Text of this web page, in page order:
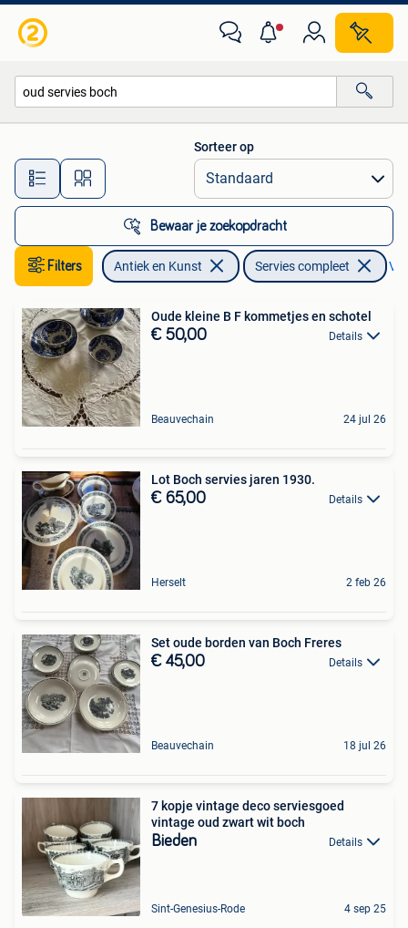
Alle afstanden…
Sorteer op
Bewaar je zoekopdracht
Filters Antiek en Kunst Servies compleet
Oude kleine B F kommetjes en schotel
€ 50,00 Details
Beauvechain 24 jul 26
Lot Boch servies jaren 1930.
€ 65,00 Details
Herselt 2 feb 26
Set oude borden van Boch Freres
€ 45,00 Details
Beauvechain 18 jul 26
7 kopje vintage deco serviesgoed
vintage oud zwart wit boch
Bieden Details
Sint-Genesius-Rode 4 sep 25